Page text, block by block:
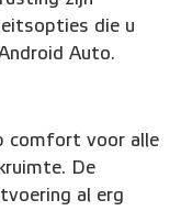
die u
Auto.
comfort voor alle
De
al erg